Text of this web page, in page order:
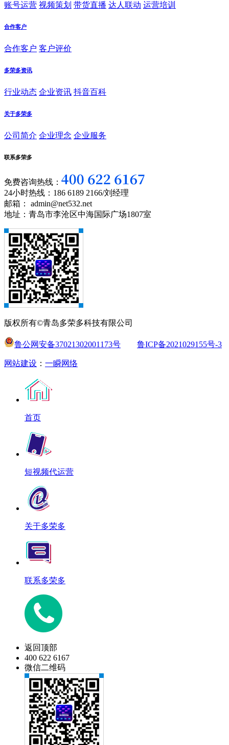
账号运营 视频策划 带货直播 达人联动 运营培训
合作客户
合作客户 客户评价
多荣多资讯
行业动态 企业资讯 抖音百科
关于多荣多
公司简介 企业理念 企业服务
联系多荣多
免费咨询热线：
24小时热线：186 6189 2166/刘经理
邮箱： admin@net532.net
地址：青岛市李沧区中海国际广场1807室
版权所有©青岛多荣多科技有限公司
鲁公网安备37021302001173号 鲁ICP备2021029155号-3
网站建设 ： 一瞬网络
首页
短视频代运营
关于多荣多
联系多荣多
返回顶部
400 622 6167
微信二维码